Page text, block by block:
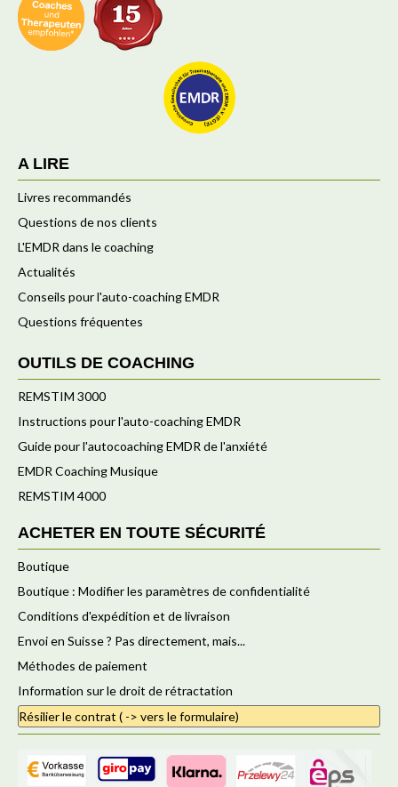
A LIRE
Livres recommandés
Questions de nos clients
L'EMDR dans le coaching
Actualités
Conseils pour l'auto-coaching EMDR
Questions fréquentes
OUTILS DE COACHING
REMSTIM 3000
Instructions pour l'auto-coaching EMDR
Guide pour l'autocoaching EMDR de l'anxiété
EMDR Coaching Musique
REMSTIM 4000
ACHETER EN TOUTE SÉCURITÉ
Boutique
Boutique : Modifier les paramètres de confidentialité
Conditions d'expédition et de livraison
Envoi en Suisse ? Pas directement, mais...
Méthodes de paiement
Information sur le droit de rétractation
Résilier le contrat ( -> vers le formulaire)